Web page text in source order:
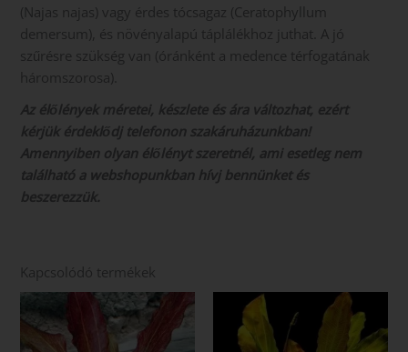
(Najas najas) vagy érdes tócsagaz (Ceratophyllum
demersum), és növényalapú táplálékhoz juthat. A jó
szűrésre szükség van (óránként a medence térfogatának
háromszorosa).
Az élőlények méretei, készlete és ára változhat, ezért
kérjük érdeklődj telefonon szakáruházunkban!
Amennyiben olyan élőlényt szeretnél, ami esetleg nem
található a webshopunkban hívj bennünket és
beszerezzük.
Kapcsolódó termékek